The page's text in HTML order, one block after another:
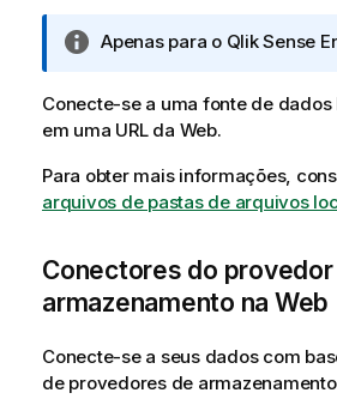
a
v
a
N
n
f
m
a
i
v
Apenas para o Qlik Sense
Conecte-se a uma fonte de dados
em uma URL da Web.
Para obter mais informações,
arquivos de pastas de arquivos
Conectores do provedor
armazenamento na Web
Conecte-se a seus dados com
de provedores de